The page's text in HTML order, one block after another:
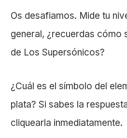
Os desafiamos. Mide tu
general, ¿recuerdas cómo
de Los Supersónicos?
¿Cuál es el símbolo del
plata? Si sabes la
cliquearla inmediatamente.